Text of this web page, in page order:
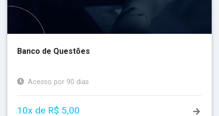
Banco de Questões
Acesso por 90 dias
10x de R$ 5,00